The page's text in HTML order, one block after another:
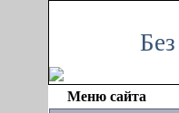
Меню сайта